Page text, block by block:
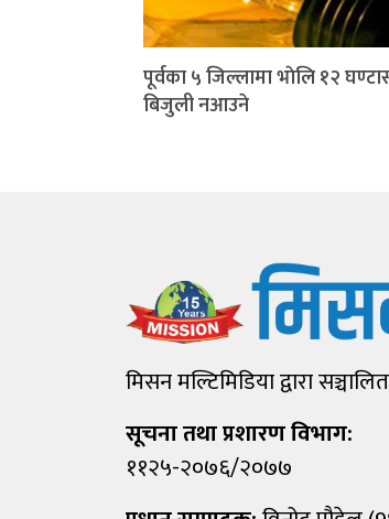
पूर्वका ५ जिल्लामा भाेलि १२
बिजुली नआउने
मिसन मल्टिमिडिया द्वारा सञ्चालित
सूचना तथा प्रशारण विभाग:
११२५-२०७६/२०७७